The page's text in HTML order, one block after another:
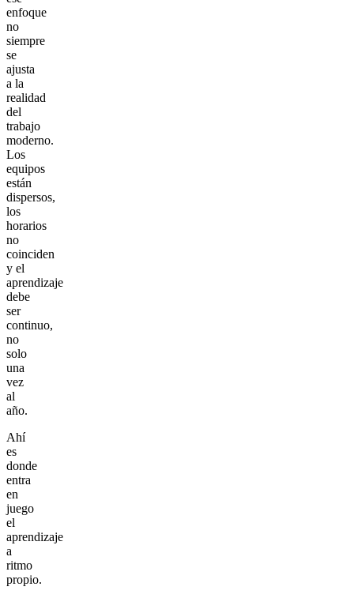
enfoque
no
siempre
se
ajusta
a la
realidad
del
trabajo
moderno.
Los
equipos
están
dispersos,
los
horarios
no
coinciden
y el
aprendizaje
debe
ser
continuo,
no
solo
una
vez
al
año.
Ahí
es
donde
entra
en
juego
el
aprendizaje
a
ritmo
propio.